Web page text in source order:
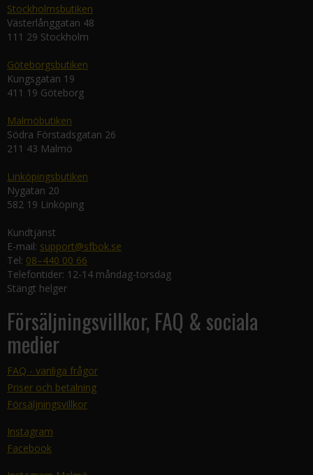
Stockholmsbutiken
Västerlånggatan 48
111 29 Stockholm
Göteborgsbutiken
Kungsgatan 19
411 19 Göteborg
Malmöbutiken
Södra Förstadsgatan 26
211 43 Malmö
Linköpingsbutiken
Nygatan 20
582 19 Linköping
Kundtjänst
E-mail: support@sfbok.se
Tel: 08–440 00 66
Telefontider: 12-14 måndag-torsdag
Stängt helger
Försäljningsvillkor, FAQ & sociala
medier
FAQ - vanliga frågor
Priser och betalning
Försäljningsvillkor
Instagram
Facebook